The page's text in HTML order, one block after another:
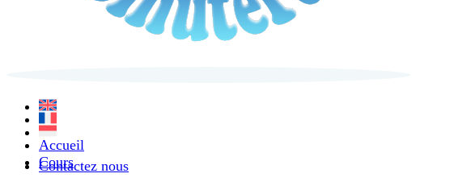
Accueil
Cours
Contactez nous